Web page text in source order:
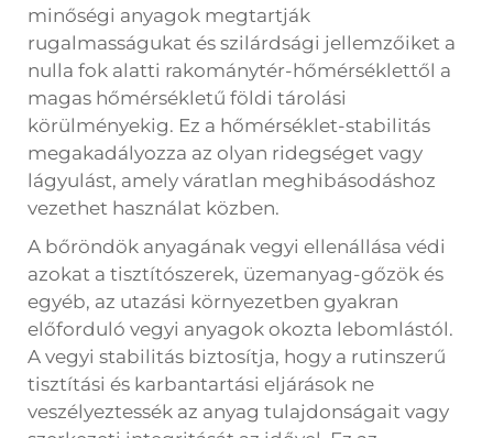
minőségi anyagok megtartják
rugalmasságukat és szilárdsági jellemzőiket a
nulla fok alatti rakománytér-hőmérséklettől a
magas hőmérsékletű földi tárolási
körülményekig. Ez a hőmérséklet-stabilitás
megakadályozza az olyan ridegséget vagy
lágyulást, amely váratlan meghibásodáshoz
vezethet használat közben.
A bőröndök anyagának vegyi ellenállása védi
azokat a tisztítószerek, üzemanyag-gőzök és
egyéb, az utazási környezetben gyakran
előforduló vegyi anyagok okozta lebomlástól.
A vegyi stabilitás biztosítja, hogy a rutinszerű
tisztítási és karbantartási eljárások ne
veszélyeztessék az anyag tulajdonságait vagy